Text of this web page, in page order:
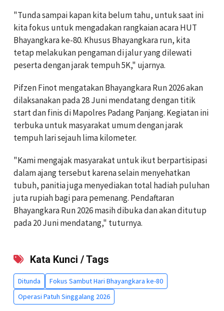
"Tunda sampai kapan kita belum tahu, untuk saat ini
kita fokus untuk mengadakan rangkaian acara HUT
Bhayangkara ke-80. Khusus Bhayangkara run, kita
tetap melakukan pengaman di jalur yang dilewati
peserta dengan jarak tempuh 5K," ujarnya.
Pifzen Finot mengatakan Bhayangkara Run 2026 akan
dilaksanakan pada 28 Juni mendatang dengan titik
start dan finis di Mapolres Padang Panjang. Kegiatan ini
terbuka untuk masyarakat umum dengan jarak
tempuh lari sejauh lima kilometer.
"Kami mengajak masyarakat untuk ikut berpartisipasi
dalam ajang tersebut karena selain menyehatkan
tubuh, panitia juga menyediakan total hadiah puluhan
juta rupiah bagi para pemenang. Pendaftaran
Bhayangkara Run 2026 masih dibuka dan akan ditutup
pada 20 Juni mendatang," tuturnya.
Kata Kunci / Tags
Ditunda
Fokus Sambut Hari Bhayangkara ke-80
Operasi Patuh Singgalang 2026